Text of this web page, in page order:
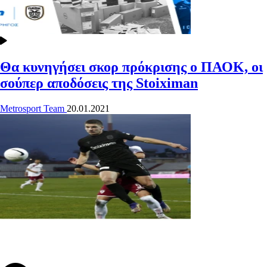
Θα κυνηγήσει σκορ πρόκρισης ο ΠΑΟΚ, οι
σούπερ αποδόσεις της Stoiximan
Metrosport Team 20.01.2021